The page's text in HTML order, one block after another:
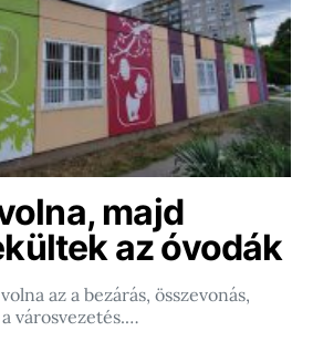
majd
az óvodák
az a bezárás, összevonás,
városvezetés.…